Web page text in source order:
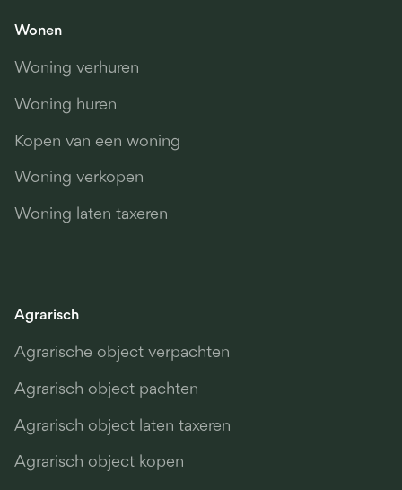
Wonen
Woning verhuren
Woning huren
Kopen van een woning
Woning verkopen
Woning laten taxeren
Agrarisch
Agrarische object verpachten
Agrarisch object pachten
Agrarisch object laten taxeren
Agrarisch object kopen